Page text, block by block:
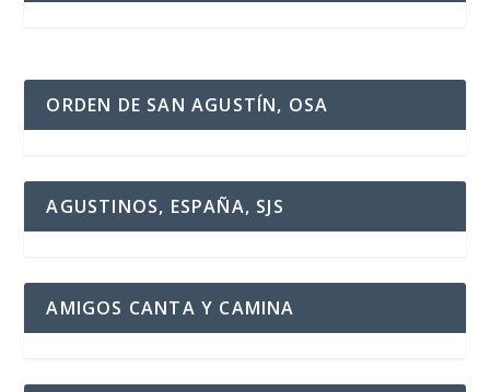
ORDEN DE SAN AGUSTÍN, OSA
AGUSTINOS, ESPAÑA, SJS
AMIGOS CANTA Y CAMINA